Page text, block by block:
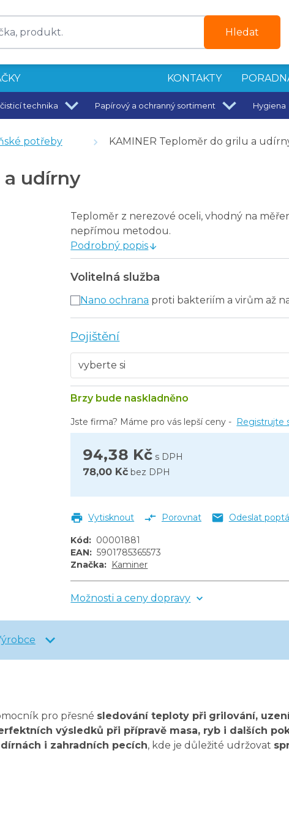
Hledat
KONTAKTY
technika Papírový a ochranný sortiment Hygiena
mlpotřeby KAMINER Teploměr do grilu a
a udírny
Teploměr z nerezové oceli, vhodný na
nepřímou metodou.
Podrobný popis
94,38 Kč s DPH
78,00 Kč bez DPH
Brzy bude naskladněno
Volitelná služba
Nano ochrana proti bakteriím a virům až
Pojištění
Jste firma? Máme pro vás lepší ceny - Registrujte
Vytisknout Porovnat Odeslat
Kód: 00001881
EAN: 5901785365573
Značka: Kaminer
Možnosti a ceny dopravy
pro přesné sledování teploty při grilování,
výsledků při přípravě masa, ryb i dalších
i zahradních pecích, kde je důležité udržovat